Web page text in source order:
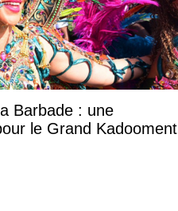
Barbade : une
le Grand Kadooment